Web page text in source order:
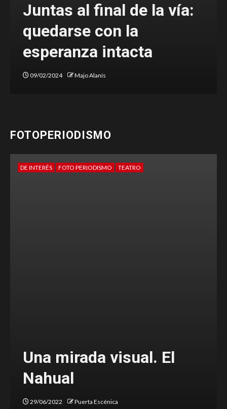
Juntas al final de la vía:
quedarse con la
esperanza intacta
09/02/2024 Majo Alanís
FOTOPERIODISMO
DE INTERÉS FOTO PERIODISMO TEATRO
Una mirada visual. El
Nahual
29/06/2022 Puerta Escénica